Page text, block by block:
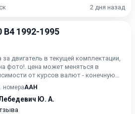
2 дня назад
B4 1992-1995
за двигатель в текущей комплектации,
фото!. цена может меняться в
от курсов валют - конечную
уточняйте.
номераAAH
Ю. А.